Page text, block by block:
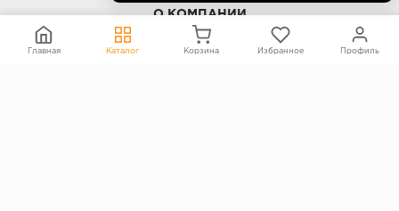
О КОМПАНИИ
Контакты
Главная Каталог Корзина Избранное Профиль